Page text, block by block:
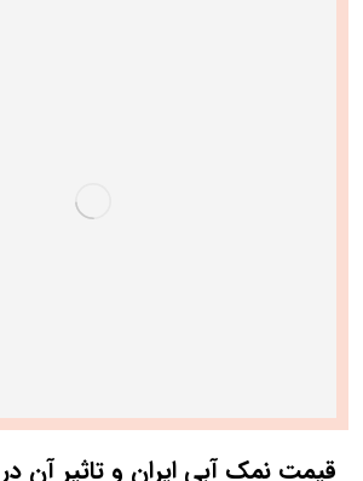
قیمت نمک آبی ایران و تاثیر آن